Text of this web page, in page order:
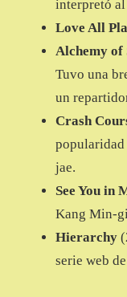
interpretó
Love All
Alchemy of
Tuvo una
un
Crash
popularidad
jae.
See You in
Kang Min-
Hierarchy
serie web